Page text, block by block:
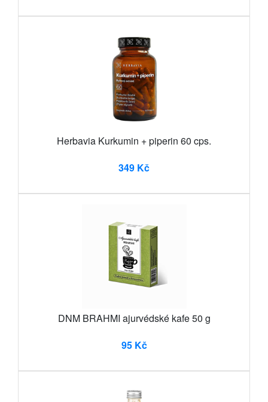
Herbavia Kurkumin + piperin 60 cps.
349 Kč
DNM BRAHMI ajurvédské kafe 50 g
95 Kč